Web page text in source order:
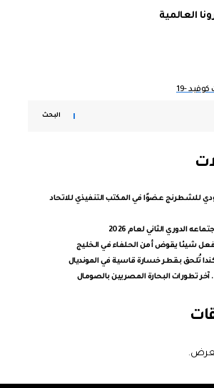
العالمية
-19
البحث
للشطرنج عضوًا في المكتب التنفيذي للاتحاد
الدوري الثاني لعام 2026
شيئا يقوض أمن الحلفاء في الخليج
تُلحق بقطر خسارة قاسية في المونديال
آخر تطورات البحارة المصريين بالصومال